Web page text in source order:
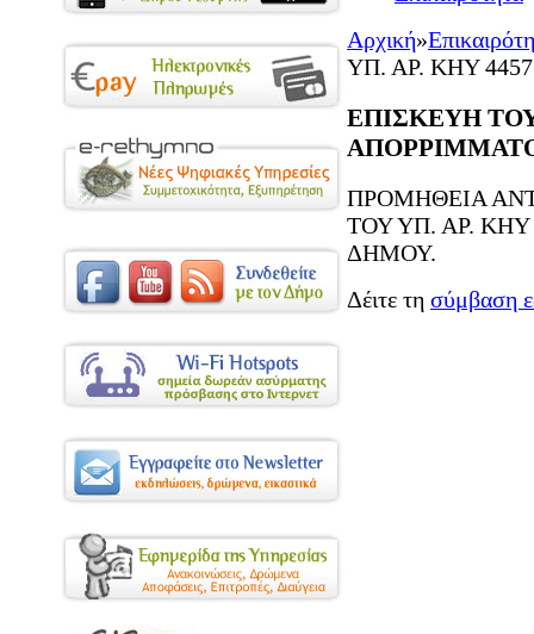
Αρχική»
ΥΠ. ΑΡ. ΚΗΥ
ΕΠΙΣΚΕΥΗ
ΠΡΟΜΗΘΕΙΑ
ΤΟΥ ΥΠ. ΑΡ.
ΔΗΜΟΥ.
Δέιτε τη σύμβαση